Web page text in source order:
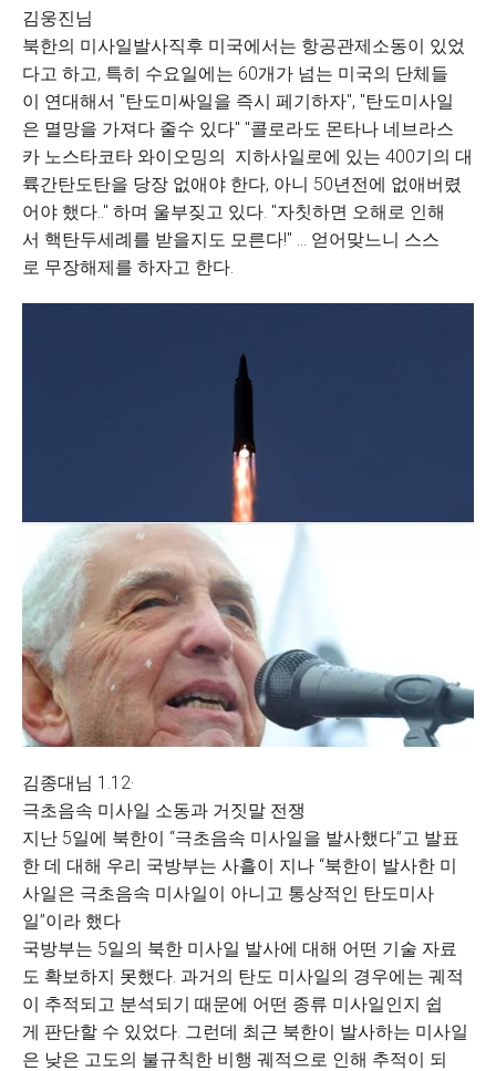
김웅진님
북한의 미사일발사직후 미국에서는 항공관제소동이 있었
다고 하고, 특히 수요일에는 60개가 넘는 미국의 단체들
이 연대해서 "탄도미싸일을 즉시 페기하자", "탄도미사일
은 멸망을 가져다 줄수 있다" "콜로라도 몬타나 네브라스
카 노스타코타 와이오밍의 지하사일로에 있는 400기의 대
륙간탄도탄을 당장 없애야 한다, 아니 50년전에 없애버렸
어야 했다.." 하며 울부짖고 있다. "자칫하면 오해로 인해
서 핵탄두세례를 받을지도 모른다!" ... 얻어맞느니 스스
로 무장해제를 하자고 한다.
김종대님 1.12·
극초음속 미사일 소동과 거짓말 전쟁
지난 5일에 북한이 “극초음속 미사일을 발사했다”고 발표
한 데 대해 우리 국방부는 사흘이 지나 “북한이 발사한 미
사일은 극초음속 미사일이 아니고 통상적인 탄도미사
일”이라 했다
국방부는 5일의 북한 미사일 발사에 대해 어떤 기술 자료
도 확보하지 못했다. 과거의 탄도 미사일의 경우에는 궤적
이 추적되고 분석되기 때문에 어떤 종류 미사일인지 쉽
게 판단할 수 있었다. 그런데 최근 북한이 발사하는 미사일
은 낮은 고도의 불규칙한 비행 궤적으로 인해 추적이 되